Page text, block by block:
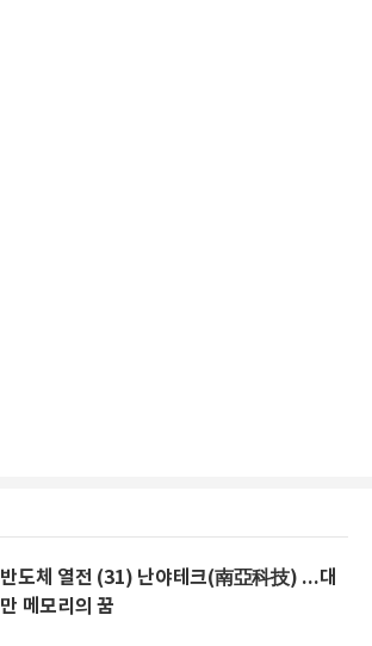
반도체 열전 (31) 난야테크(南亞科技) ...대
만 메모리의 꿈